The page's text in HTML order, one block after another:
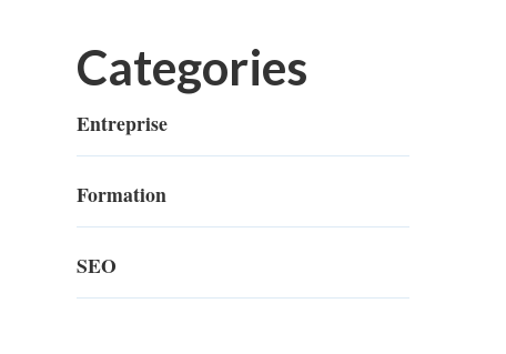
Categories
Entreprise
Formation
SEO